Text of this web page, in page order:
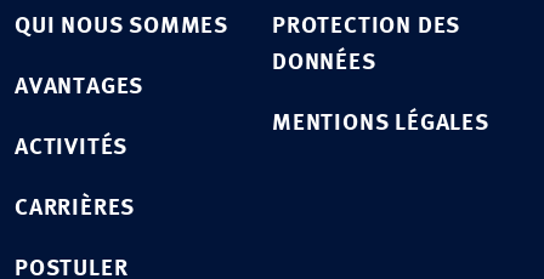
QUI NOUS SOMMES
AVANTAGES
ACTIVITÉS
CARRIÈRES
POSTULER
PROTECTION DES
DONNÉES
MENTIONS LÉGALES